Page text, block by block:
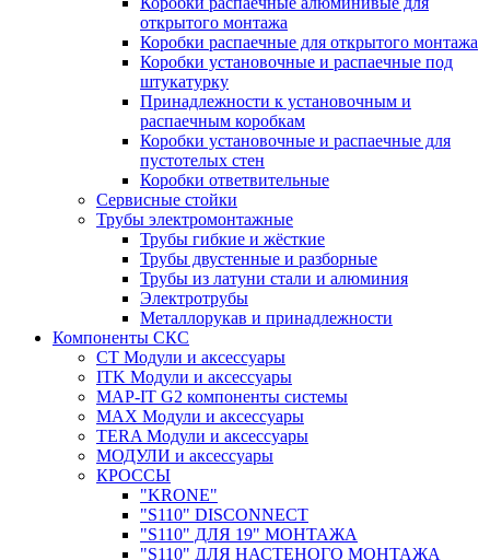
открытого монтажа
Коробки распаечные для открытого монтажа
Коробки установочные и распаечные под
штукатурку
Принадлежности к установочным и
распаечным коробкам
Коробки установочные и распаечные для
пустотелых стен
Коробки ответвительные
Сервисные стойки
Трубы электромонтажные
Трубы гибкие и жёсткие
Трубы двустенные и разборные
Трубы из латуни стали и алюминия
Электротрубы
Металлорукав и принадлежности
Компоненты СКС
CT Модули и аксессуары
ITK Модули и аксессуары
MAP-IT G2 компоненты системы
MAX Модули и аксессуары
TERA Модули и аксессуары
МОДУЛИ и аксессуары
КРОССЫ
"KRONE"
"S110" DISCONNECT
"S110" ДЛЯ 19" МОНТАЖА
"S110" ДЛЯ НАСТЕНОГО МОНТАЖА